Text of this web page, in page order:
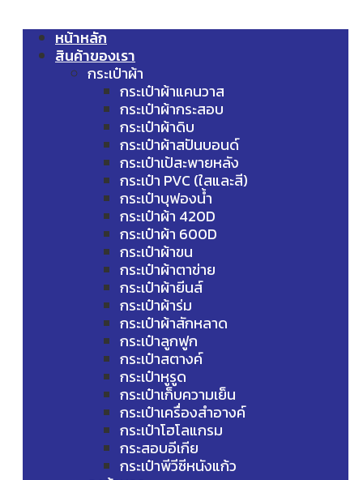
หน้าหลัก
สินค้าของเรา
กระเป๋าผ้า
กระเป๋าผ้าแคนวาส
กระเป๋าผ้ากระสอบ
กระเป๋าผ้าดิบ
กระเป๋าผ้าสปันบอนด์
กระเป๋าเป้สะพายหลัง
กระเป๋า PVC (ใสและสี)
กระเป๋าบุฟองน้ำ
กระเป๋าผ้า 420D
กระเป๋าผ้า 600D
กระเป๋าผ้าขน
กระเป๋าผ้าตาข่าย
กระเป๋าผ้ายีนส์
กระเป๋าผ้าร่ม
กระเป๋าผ้าสักหลาด
กระเป๋าลูกฟูก
กระเป๋าสตางค์
กระเป๋าหูรูด
กระเป๋าเก็บความเย็น
กระเป๋าเครื่องสำอางค์
กระเป๋าโฮโลแกรม
กระสอบอีเกีย
กระเป๋าพีวีซีหนังแก้ว